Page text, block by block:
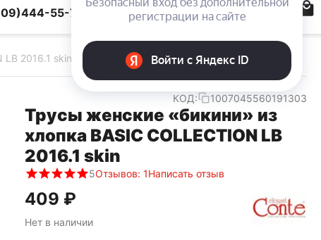
55-78
LB 2016.1 skin
КОД: 1007045560191303
Трусы женские «бикини» из
хлопка BASIC COLLECTION LB
2016.1 skin
5Отзывов: 1Написать отзыв
‍409‍ ₽
Нет в наличии